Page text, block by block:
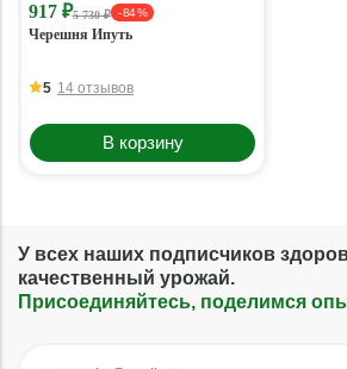
917 ₽5 730 ₽ - 84 %
Черешня Ипуть
5 14 отзывов
В корзину
У всех наших подписчиков
качественный урожай.
Присоединяйтесь, поделимся